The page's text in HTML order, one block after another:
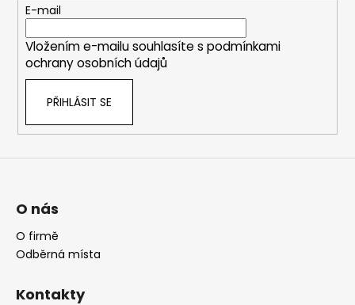
E-mail
Vložením e-mailu souhlasíte s podmínkami
ochrany osobních údajů
PŘIHLÁSIT SE
O nás
O firmě
Odběrná místa
Kontakty